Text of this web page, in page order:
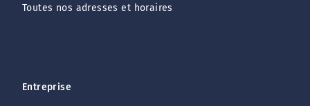
Toutes nos adresses et horaires
Entreprise